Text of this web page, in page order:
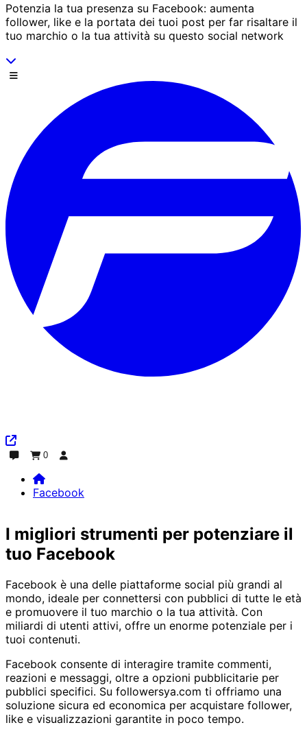
Potenzia la tua presenza su Facebook: aumenta
follower, like e la portata dei tuoi post per far risaltare il
tuo marchio o la tua attività su questo social network
Scorri in basso
0
Facebook
Facebook
I migliori strumenti per potenziare il
tuo Facebook
Facebook è una delle piattaforme social più grandi al
mondo, ideale per connettersi con pubblici di tutte le età
e promuovere il tuo marchio o la tua attività. Con
miliardi di utenti attivi, offre un enorme potenziale per i
tuoi contenuti.
Facebook consente di interagire tramite commenti,
reazioni e messaggi, oltre a opzioni pubblicitarie per
pubblici specifici. Su followersya.com ti offriamo una
soluzione sicura ed economica per acquistare follower,
like e visualizzazioni garantite in poco tempo.